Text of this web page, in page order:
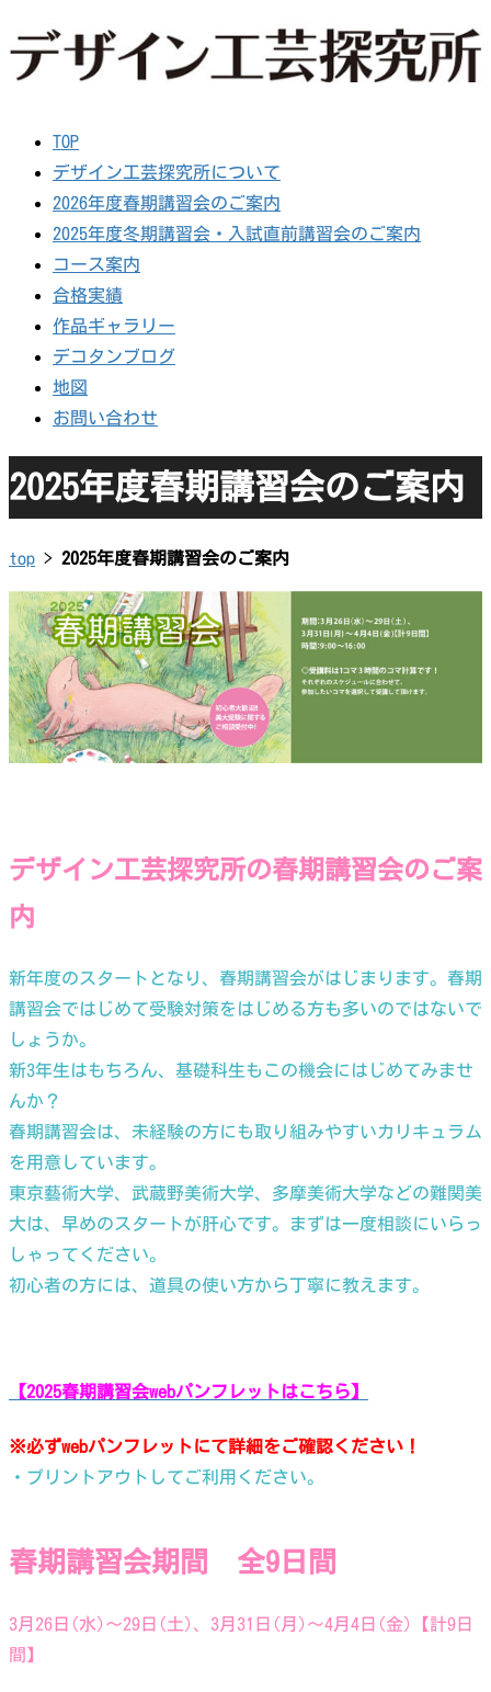
TOP
デザイン工芸探究所について
2026年度春期講習会のご案内
2025年度冬期講習会・入試直前講習会のご案内
コース案内
合格実績
作品ギャラリー
デコタンブログ
地図
お問い合わせ
2025年度春期講習会のご案内
top > 2025年度春期講習会のご案内
デザイン工芸探究所の春期講習会のご案
内
新年度のスタートとなり、春期講習会がはじまります。春期
講習会ではじめて受験対策をはじめる方も多いのではないで
しょうか。
新3年生はもちろん、基礎科生もこの機会にはじめてみませ
んか？
春期講習会は、未経験の方にも取り組みやすいカリキュラム
を用意しています。
東京藝術大学、武蔵野美術大学、多摩美術大学などの難関美
大は、早めのスタートが肝心です。まずは一度相談にいらっ
しゃってください。
初心者の方には、道具の使い方から丁寧に教えます。
【2025春期講習会webパンフレットはこちら】
※必ずwebパンフレットにて詳細をご確認ください！
・プリントアウトしてご利用ください。
春期講習会期間 全9日間
3月26日(水)〜29日(土)、3月31日(月)〜4月4日(金)【計9日
間】